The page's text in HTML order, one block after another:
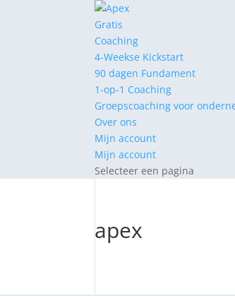
Gratis
Coaching
4-Weekse Kickstart
90 dagen Fundament
1-op-1 Coaching
Groepscoaching voor
Over ons
Mijn account
Mijn account
Selecteer een pagina
apex